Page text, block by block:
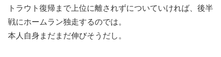
トラウト復帰まで上位に離されずについていければ、後半
戦にホームラン独走するのでは。
本人自身まだまだ伸びそうだし。